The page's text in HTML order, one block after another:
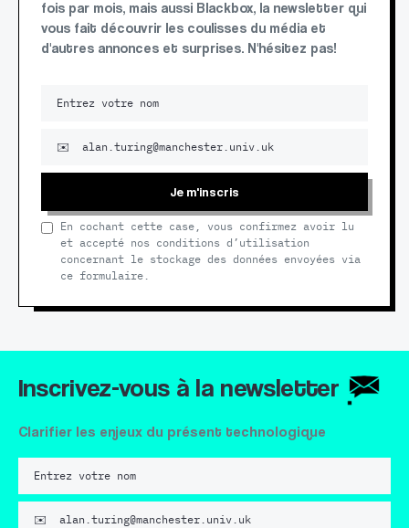
fois par mois, mais aussi Blackbox, la newsletter qui
vous fait découvrir les coulisses du média et
d'autres annonces et surprises. N'hésitez pas!
Je m'inscris
En cochant cette case, vous confirmez avoir lu
et accepté nos conditions d’utilisation
concernant le stockage des données envoyées via
ce formulaire.
Inscrivez-vous à la newsletter
Clarifier les enjeux du présent technologique